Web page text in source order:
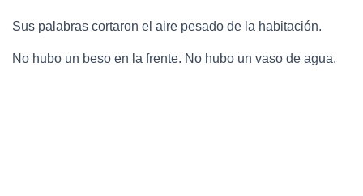
Sus palabras cortaron el aire pesado de la habitación.
No hubo un beso en la frente. No hubo un vaso de agua.